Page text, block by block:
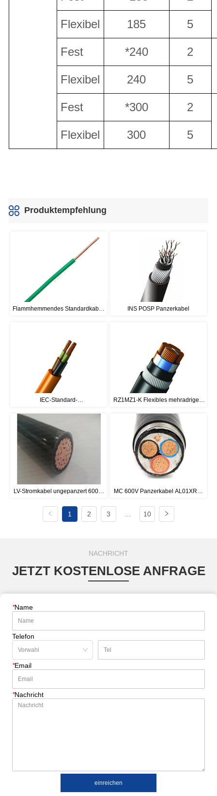
Produktempfehlung
Flammhemmendes Standardkabel
INS POSP Panzerkabel
IEC-Standard-
Feuerwiderstandskabel,
mehradriges, ungepanzertes Kabel,
300/500 V
RZ1MZ1-K Flexibles mehradriges
LSZH-Kabel aus Kupfer mit
Stahldrahtpanzerung (SWA)
LV-Stromkabel ungepanzert 600V
XHHW-2 / PVC, XHHW-2 / CPE,
MC 600V Panzerkabel AL01XRH
1 2 3 10
NACHRICHT
JETZT KOSTENLOSE ANFRAGE
*Name
Telefon
*Email
*Nachricht
einreichen